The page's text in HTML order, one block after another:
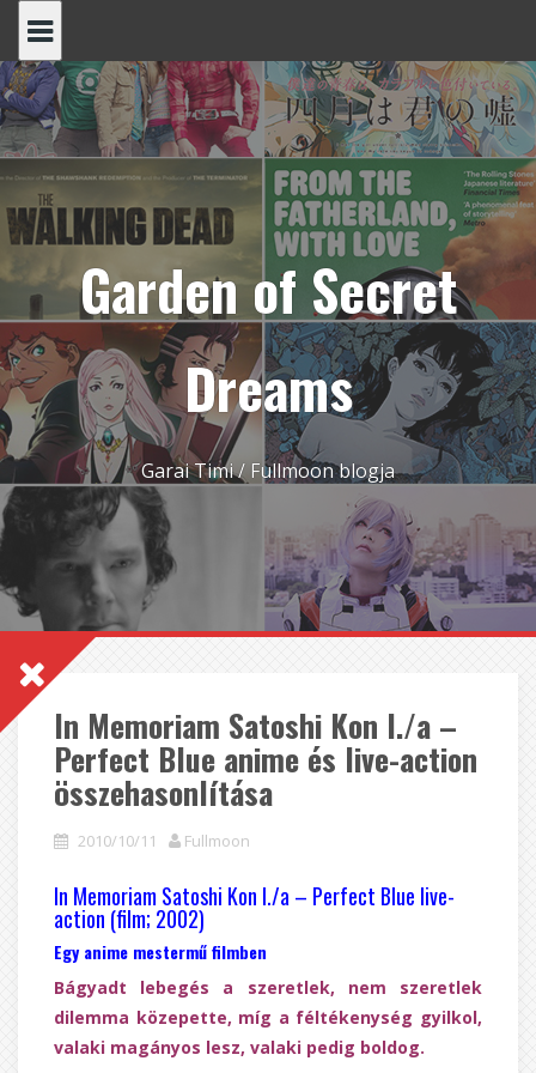
content
Garden of Secret
Dreams
Garai Timi / Fullmoon blogja
In Memoriam Satoshi Kon I./a –
Perfect Blue anime és live-action
összehasonlítása
2010/10/11 Fullmoon
In Memoriam Satoshi Kon I./a – Perfect Blue live-
action (film; 2002)
Egy anime mestermű filmben
Bágyadt lebegés a szeretlek, nem szeretlek
dilemma közepette, míg a féltékenység gyilkol,
valaki magányos lesz, valaki pedig boldog.